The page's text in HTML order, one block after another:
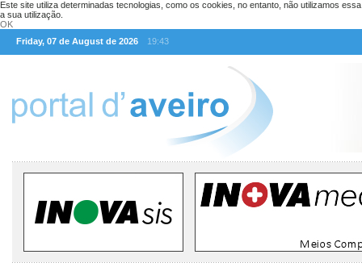
Este site utiliza determinadas tecnologias, como os cookies, no entanto, não utilizamos
a sua utilização.
OK
Friday, 07 de August de 2026
19:43